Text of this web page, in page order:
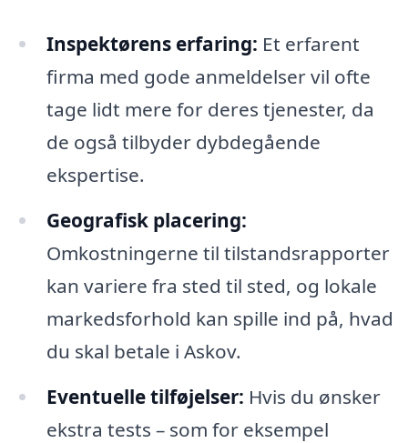
Inspektørens erfaring: Et erfarent
firma med gode anmeldelser vil ofte
tage lidt mere for deres tjenester, da
de også tilbyder dybdegående
ekspertise.
Geografisk placering:
Omkostningerne til tilstandsrapporter
kan variere fra sted til sted, og lokale
markedsforhold kan spille ind på, hvad
du skal betale i Askov.
Eventuelle tilføjelser: Hvis du ønsker
ekstra tests – som for eksempel